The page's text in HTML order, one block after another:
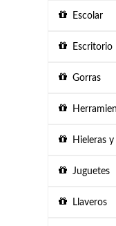
Escolar
Escritorio
Gorras
Hieleras y
Juguetes
Llaveros